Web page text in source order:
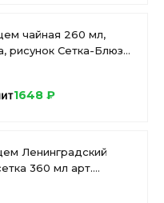
чайная 260 мл,
рисунок Сетка-Блюз
1648 ₽
Ленинградский
360 мл арт.